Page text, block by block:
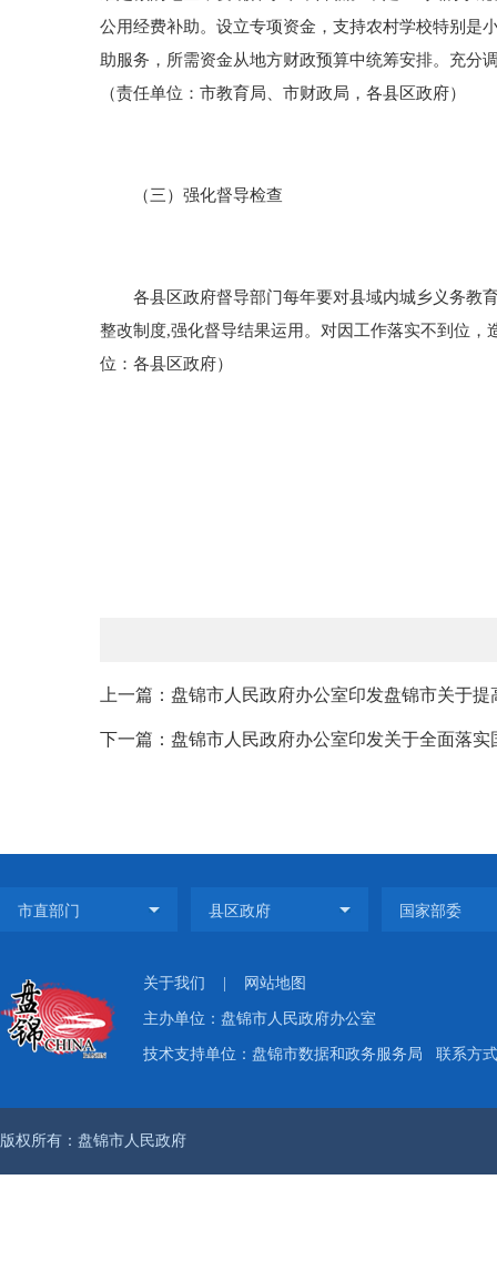
公用经费补助。设立专项资金，支持农村学校特别是
助服务，所需资金从地方财政预算中统筹安排。充分
（责任单位：市教育局、市财政局，各县区政府）
（三）强化督导检查
各县区政府督导部门每年要对县域内城乡义务教育
整改制度,强化督导结果运用。对因工作落实不到位
位：各县区政府）
上一篇：盘锦市人民政府办公室印发盘锦市关于
下一篇：盘锦市人民政府办公室印发关于全面落
关于我们 网站地图
主办单位：盘锦市人民政府办公室
技术支持单位：盘锦市数据和政务服务局 联系方
版权所有：盘锦市人民政府